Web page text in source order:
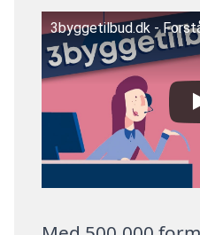
3byggetilbud.dk -